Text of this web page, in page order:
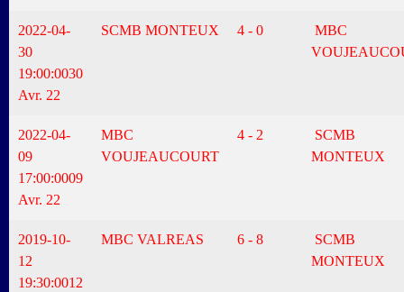
2022-04-
30
19:00:0030
Avr. 22
SCMB MONTEUX 4 - 0
MBC
2022-04-
09
17:00:0009
Avr. 22
MBC
VOUJEAUCOURT
4 - 2
SCMB
MONTEUX
2019-10-
12
19:30:0012
MBC VALREAS 6 - 8
SCMB
MONTEUX